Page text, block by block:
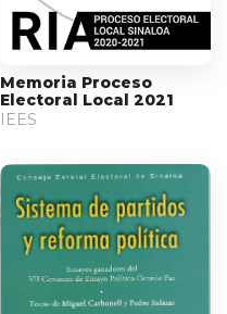
Memoria Proceso
Electoral Local 2021
IEES